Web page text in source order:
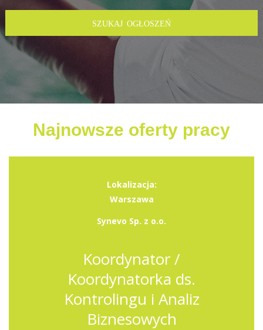
Najnowsze oferty pracy
Lokalizacja:
Warszawa
Synevo Sp. z o.o.
Koordynator /
Koordynatorka ds.
Kontrolingu i Analiz
Biznesowych